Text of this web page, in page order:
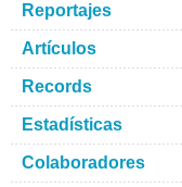
Reportajes
Artículos
Records
Estadísticas
Colaboradores